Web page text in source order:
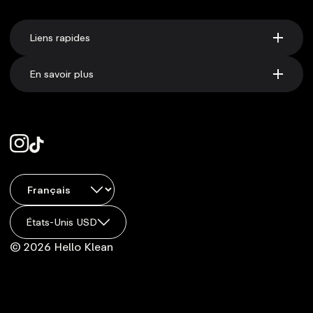
Liens rapides
En savoir plus
États-Unis USD
© 2026 Hello Klean